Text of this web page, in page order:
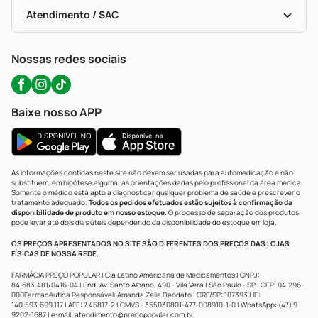
Políticas De Marketplace
Portal Da Privacidade
Atendimento / SAC
WhatsApp (47) 9202-1687
Nossas redes sociais
Baixe nosso APP
As informações contidas neste site não devem ser usadas para automedicação e não
substituem, em hipótese alguma, as orientações dadas pelo profissional da área médica.
Somente o médico está apto a diagnosticar qualquer problema de saúde e prescrever o
tratamento adequado. Todos os pedidos efetuados estão sujeitos à confirmação da
disponibilidade de produto em nosso estoque.O processo de separação dos produtos
pode levar até dois dias úteis dependendo da disponibilidade do estoque em loja.
OS PREÇOS APRESENTADOS NO SITE SÃO DIFERENTES DOS PREÇOS DAS LOJAS
FÍSICAS DE NOSSA REDE.
FARMÁCIA PREÇO POPULAR | Cia Latino Americana de Medicamentos | CNPJ:
84.683.481/0416-04 | End: Av. Santo Albano, 490 - Vila Vera | São Paulo - SP | CEP: 04.296-
000Farmacêutica Responsável: Amanda Zelia Deodato | CRF/SP: 107393 | IE:
140.593.699.117 | AFE: 7.45817-2 | CMVS - 355030801-477-008910-1-0 | WhatsApp: (47) 9
9202-1687 | e-mail: atendimento@precopopular.com.br.